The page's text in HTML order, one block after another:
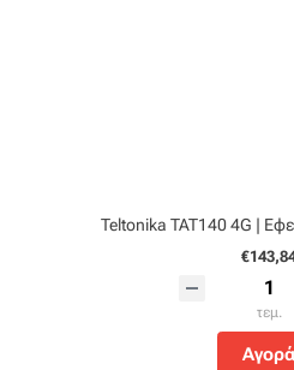
Teltonika TAT140 4G |
τεμ.